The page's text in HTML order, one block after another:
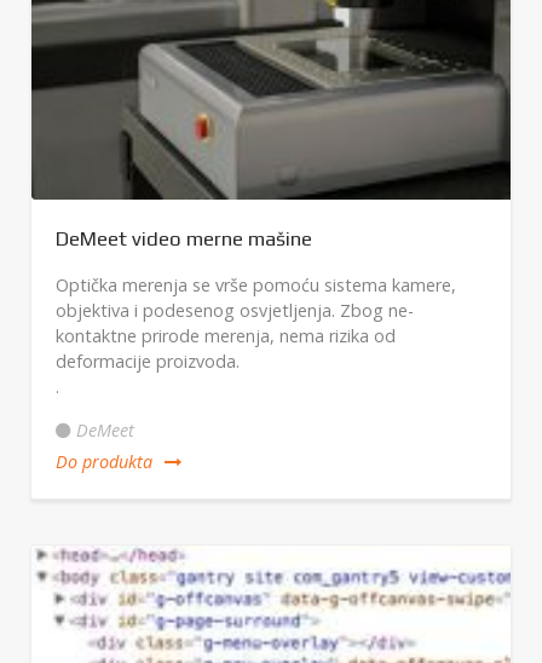
DeMeet video merne mašine
Optička merenja se vrše pomoću sistema kamere,
objektiva i podesenog osvjetljenja. Zbog ne-
kontaktne prirode merenja, nema rizika od
deformacije proizvoda.
.
DeMeet
Do produkta